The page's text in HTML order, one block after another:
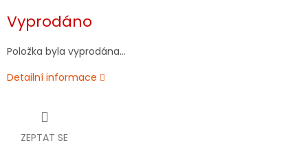
Vyprodáno
Položka byla vyprodána…
Detailní informace
ZEPTAT SE